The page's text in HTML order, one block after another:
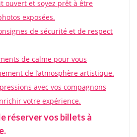
ouvert et soyez prêt à être
exposées.
de sécurité et de respect
de calme pour vous
de l’atmosphère artistique.
avec vos compagnons
votre expérience.
réserver vos billets à